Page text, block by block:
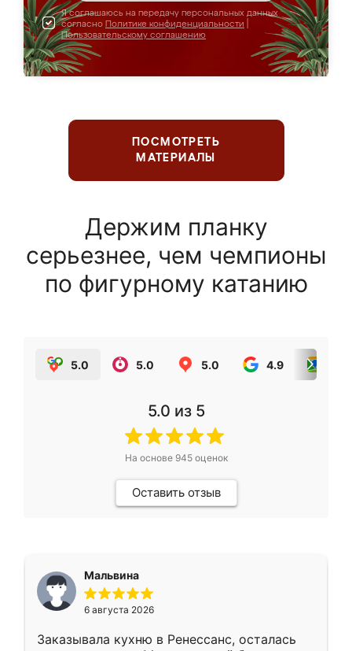
Я соглашаюсь на передачу персональных данных
согласно Политике конфиденциальности
Пользовательскому соглашению
ПОСМОТРЕТЬ
МАТЕРИАЛЫ
Держим планку
серьезнее, чем чемпионы
по фигурному катанию
5.0 5.0 5.0 4.9
5.0 из 5
На основе 945оценок
Оставить отзыв
Мальвина
6 августа 2026
Заказывала кухню в Ренессанс, осталась